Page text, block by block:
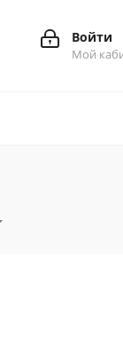
Войти